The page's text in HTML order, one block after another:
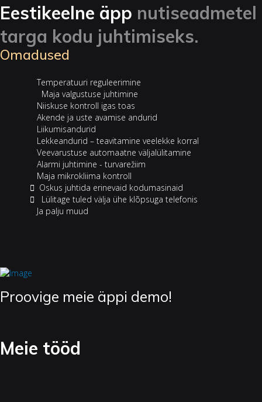
Eestikeelne äpp nutiseadmetel
targa kodu juhtimiseks.
Omadused
‎ ‎ Temperatuuri reguleerimine
‎ ‎‎ ‎‎ ‎ Maja valgustuse juhtimine
‎ ‎ Niiskuse kontroll igas toas
‎ ‎ Akende ja uste avamise andurid
‎ ‎ Liikumisandurid
‎ ‎ Lekkeandurid – teavitamine veelekke korral
‎ ‎ Veevarustuse automaatne väljalülitamine
‎ ‎ Alarmi juhtimine - turvarežiim
‎ ‎ Maja mikrokliima kontroll
‎ Oskus juhtida erinevaid kodumasinaid
‎ ‎ Lülitage tuled välja ühe klõpsuga telefonis
‎ ‎ Ja palju muud
Proovige meie äppi demo!
Meie tööd